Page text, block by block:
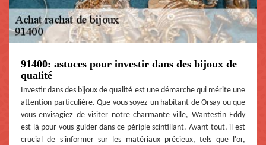
91400: astuces pour investir dans des bijoux de
qualité
Investir dans des bijoux de qualité est une démarche qui mérite une
attention particulière. Que vous soyez un habitant de Orsay ou que
vous envisagiez de visiter notre charmante ville, Wantestin Eddy
est là pour vous guider dans ce périple scintillant. Avant tout, il est
crucial de s'informer sur les matériaux précieux, tels que l'or,